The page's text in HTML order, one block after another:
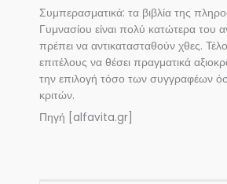
Συμπερασματικά: τα βιβλία της
Γυμνασίου είναι πολύ κατώτερα του
πρέπει να αντικατασταθούν χθες.
επιτέλους να θέσει πραγματικά
την επιλογή τόσο των συγγραφέων
κριτών.
Πηγή [alfavita.gr]